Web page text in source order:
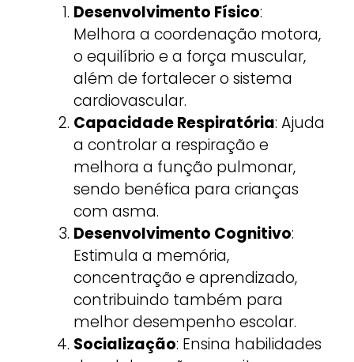
Desenvolvimento Físico:
Melhora a coordenação motora,
o equilíbrio e a força muscular,
além de fortalecer o sistema
cardiovascular.
Capacidade Respiratória: Ajuda
a controlar a respiração e
melhora a função pulmonar,
sendo benéfica para crianças
com asma.
Desenvolvimento Cognitivo:
Estimula a memória,
concentração e aprendizado,
contribuindo também para
melhor desempenho escolar.
Socialização: Ensina habilidades